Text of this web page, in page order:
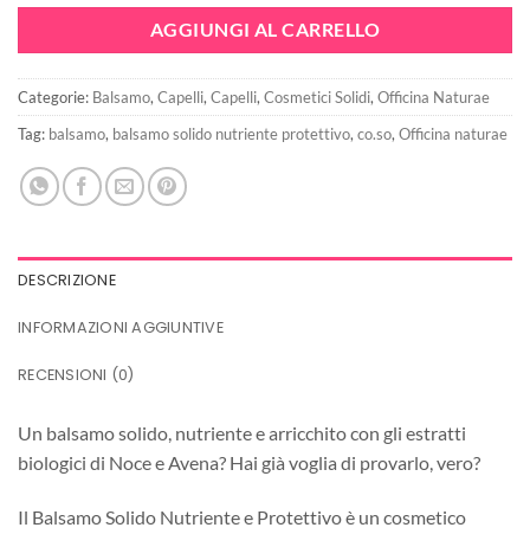
era:
11,50€.
è:
8,62€.
AGGIUNGI AL CARRELLO
Categorie: Balsamo, Capelli, Capelli, Cosmetici Solidi, Officina Naturae
Tag: balsamo, balsamo solido nutriente protettivo, co.so, Officina naturae
DESCRIZIONE
INFORMAZIONI AGGIUNTIVE
RECENSIONI (0)
Un balsamo solido, nutriente e arricchito con gli estratti
biologici di Noce e Avena? Hai già voglia di provarlo, vero?
Il Balsamo Solido Nutriente e Protettivo è un cosmetico